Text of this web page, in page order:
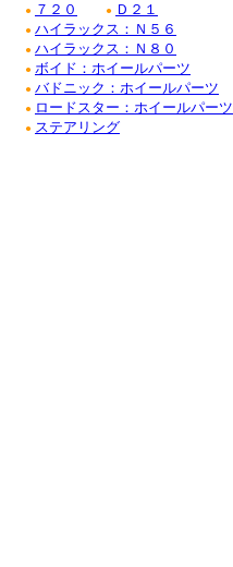
● ７２０ ● Ｄ２１
● ハイラックス：Ｎ５６
● ハイラックス：Ｎ８０
● ボイド：ホイールパーツ
● バドニック：ホイールパーツ
● ロードスター：ホイールパーツ
● ステアリング